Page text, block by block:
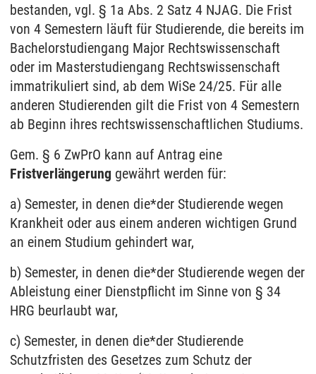
bestanden, vgl. § 1a Abs. 2 Satz 4 NJAG. Die Frist
von 4 Semestern läuft für Studierende, die bereits im
Bachelorstudiengang Major Rechtswissenschaft
oder im Masterstudiengang Rechtswissenschaft
immatrikuliert sind, ab dem WiSe 24/25. Für alle
anderen Studierenden gilt die Frist von 4 Semestern
ab Beginn ihres rechtswissenschaftlichen Studiums.
Gem. § 6 ZwPrO kann auf Antrag eine
Fristverlängerung gewährt werden für:
a) Semester, in denen die*der Studierende wegen
Krankheit oder aus einem anderen wichtigen Grund
an einem Studium gehindert war,
b) Semester, in denen die*der Studierende wegen der
Ableistung einer Dienstpflicht im Sinne von § 34
HRG beurlaubt war,
c) Semester, in denen die*der Studierende
Schutzfristen des Gesetzes zum Schutz der